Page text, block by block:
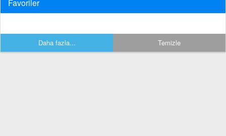
Favoriler
Daha fazla... Temizle